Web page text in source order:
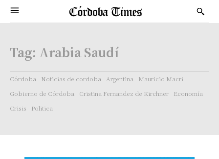
Tag: Arabia Saudí
Córdoba Noticias de cordoba Argentina
Mauricio Macri
Gobierno de Córdoba
Cristina Fernandez de Kirchner
Economía
Crisis
Politica